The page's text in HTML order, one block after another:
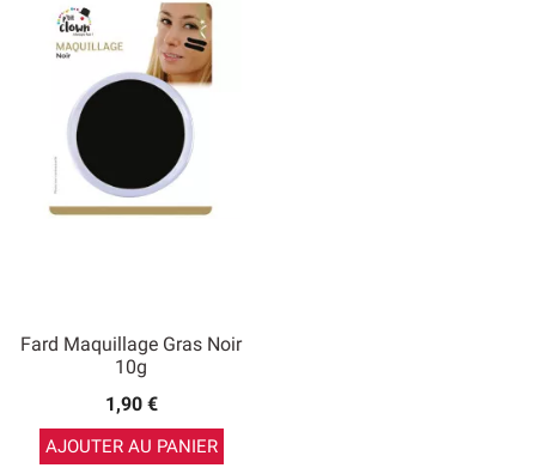
Fard Maquillage Gras Noir
10g
1,90 €
AJOUTER AU PANIER